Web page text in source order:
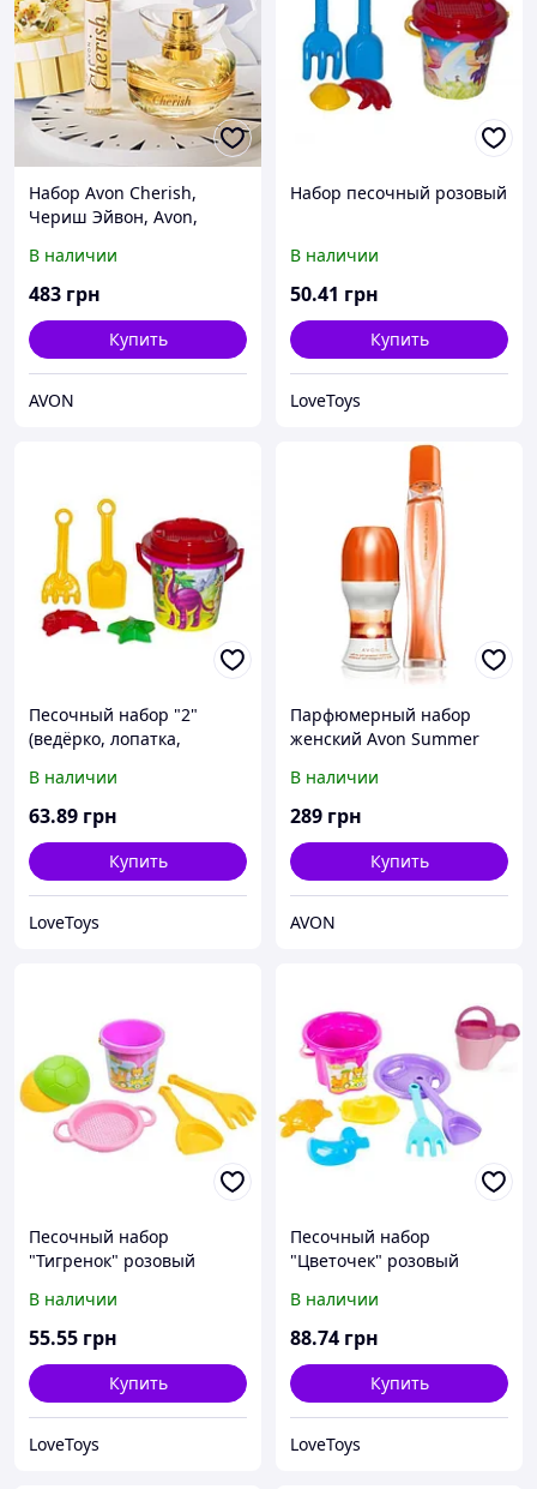
Набор Avon Cherish,
Чериш Эйвон, Avon,
набор, Эйвон, Ейвон,
62516
В наличии
483 грн
Купить
AVON
Набор песочный розовый
В наличии
50.41 грн
Купить
LoveToys
Песочный набор "2"
(ведёрко, лопатка,
пасочки), розовый
В наличии
63.89 грн
Купить
LoveToys
Парфюмерный набор
женский Avon Summer
В наличии
289 грн
Купить
AVON
Песочный набор
"Тигренок" розовый
В наличии
55.55 грн
Купить
LoveToys
Песочный набор
"Цветочек" розовый
В наличии
88.74 грн
Купить
LoveToys